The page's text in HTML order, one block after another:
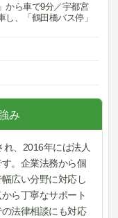
から車で9分／宇都宮
、「鶴田橋バス停」
み
、2016年には法人
。企業法務から個
広い分野に対応し
ら丁寧なサポート
法律相談にも対応